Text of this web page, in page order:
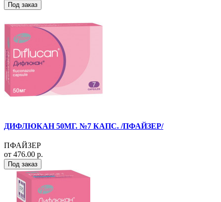
Под заказ
ДИФЛЮКАН 50МГ. №7 КАПС. /ПФАЙЗЕР/
ПФАЙЗЕР
от 476.00 р.
Под заказ